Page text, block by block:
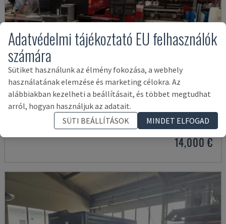
LC-2415ΑIII
AMADA - CO2 LÉZERVÁGÓ GÉP
2000 23.000 ÓRA
14,000 €
Adatvédelmi tájékoztató EU felhasználók
számára
Sütiket használunk az élmény fokozása, a webhely
használatának elemzése és marketing célokra. Az
alábbiakban kezelheti a beállításait, és többet megtudhat
arról, hogyan használjuk az adatait.
SÜTI BEÁLLÍTÁSOK
MINDET ELFOGAD